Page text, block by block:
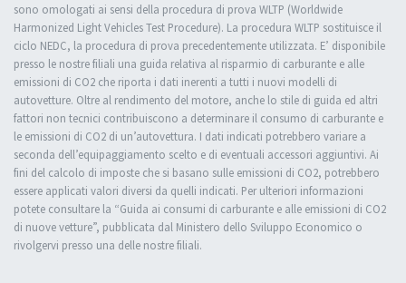
sono omologati ai sensi della procedura di prova WLTP (Worldwide
Harmonized Light Vehicles Test Procedure). La procedura WLTP sostituisce il
ciclo NEDC, la procedura di prova precedentemente utilizzata. E’ disponibile
presso le nostre filiali una guida relativa al risparmio di carburante e alle
emissioni di CO2 che riporta i dati inerenti a tutti i nuovi modelli di
autovetture. Oltre al rendimento del motore, anche lo stile di guida ed altri
fattori non tecnici contribuiscono a determinare il consumo di carburante e
le emissioni di CO2 di un’autovettura. I dati indicati potrebbero variare a
seconda dell’equipaggiamento scelto e di eventuali accessori aggiuntivi. Ai
fini del calcolo di imposte che si basano sulle emissioni di CO2, potrebbero
essere applicati valori diversi da quelli indicati. Per ulteriori informazioni
potete consultare la “Guida ai consumi di carburante e alle emissioni di CO2
di nuove vetture”, pubblicata dal Ministero dello Sviluppo Economico o
rivolgervi presso una delle nostre filiali.